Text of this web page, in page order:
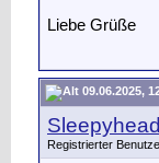
Liebe Grüße
09.06.2025,
Sleepyhead
Registrierter